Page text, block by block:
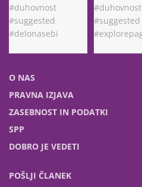
O NAS
PRAVNA IZJAVA
ZASEBNOST IN PODATKI
SPP
DOBRO JE VEDETI
POŠLJI ČLANEK